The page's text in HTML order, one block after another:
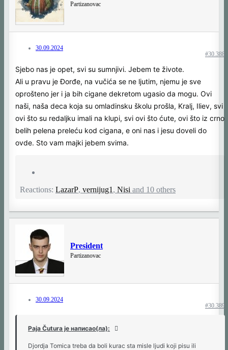
Partizanovac
30.09.2024
#30.388
Sjebo nas je opet, svi su sumnjivi. Jebem te živote.
Ali u pravu je Đorđe, na vučića se ne ljutim, njemu je sve
oprošteno jer i ja bih cigane dekretom ugasio da mogu. Ovi
naši, naša deca koja su omladinsku školu prošla, Kralj, Iliev, svi
ovi što su redaljku imali na klupi, svi ovi što ćute, ovi što iz crno
belih pelena preleću kod cigana, e oni nas i jesu doveli do
ovde. Sto vam majki jebem svima.
Reactions: LazarP, vernijug1 , Nisi and 10 others
President
Partizanovac
30.09.2024
#30.389
Paja Čutura је написао(ла):
Djordja Tomica treba da boli kurac sta misle ljudi koji pisu ili